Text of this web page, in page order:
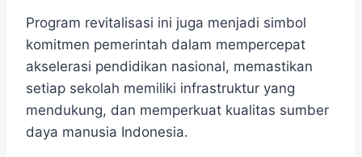
Program revitalisasi ini juga menjadi simbol
komitmen pemerintah dalam mempercepat
akselerasi pendidikan nasional, memastikan
setiap sekolah memiliki infrastruktur yang
mendukung, dan memperkuat kualitas sumber
daya manusia Indonesia.